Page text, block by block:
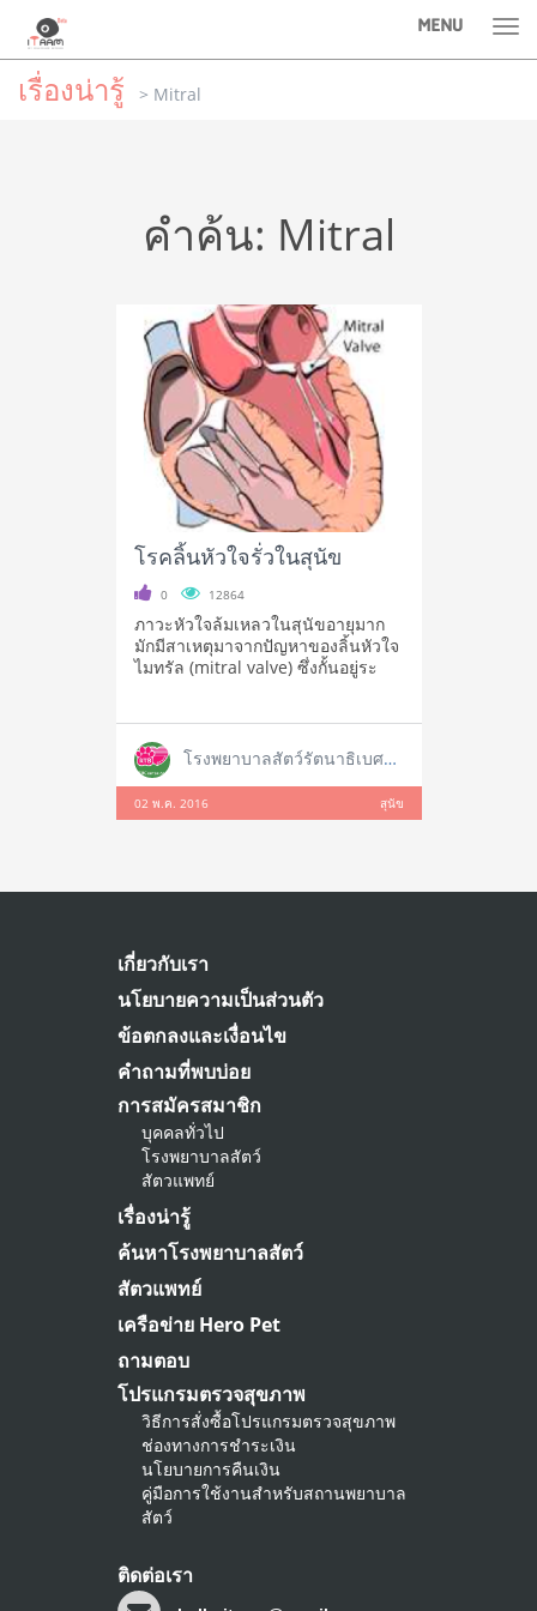
MENU
เรื่องน่ารู้ > Mitral
คำค้น: Mitral
โรคลิ้นหัวใจรั่วในสุนัข
0 12864
ภาวะหัวใจล้มเหลวในสุนัขอายุมาก
มักมีสาเหตุมาจากปัญหาของลิ้นหัวใจ
ไมทรัล (mitral valve) ซึ่งกั้นอยู่ระ
โรงพยาบาลสัตว์รัตนาธิเบศร์ สาขาใหญ่ ราชพฤกษ์
02 พ.ค. 2016 สุนัข
เกี่ยวกับเรา
นโยบายความเป็นส่วนตัว
ข้อตกลงและเงื่อนไข
คำถามที่พบบ่อย
การสมัครสมาชิก
บุคคลทั่วไป
โรงพยาบาลสัตว์
สัตวแพทย์
เรื่องน่ารู้
ค้นหาโรงพยาบาลสัตว์
สัตวแพทย์
เครือข่าย Hero Pet
ถามตอบ
โปรแกรมตรวจสุขภาพ
วิธีการสั่งซื้อโปรแกรมตรวจสุขภาพ
ช่องทางการชำระเงิน
นโยบายการคืนเงิน
คู่มือการใช้งานสำหรับสถานพยาบาล
สัตว์
ติดต่อเรา